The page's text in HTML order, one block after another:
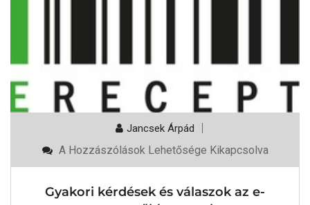
Jancsek Árpád
Gyakori
Az
A Hozzászólások Lehetősége Kikapcsolva
Gyakori kérdések és válaszok az e-